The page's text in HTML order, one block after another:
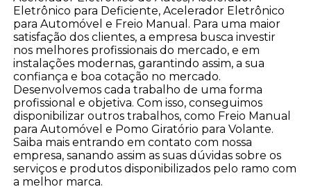
Eletrônico para Deficiente, Acelerador Eletrônico
para Automóvel e Freio Manual. Para uma maior
satisfação dos clientes, a empresa busca investir
nos melhores profissionais do mercado, e em
instalações modernas, garantindo assim, a sua
confiança e boa cotação no mercado.
Desenvolvemos cada trabalho de uma forma
profissional e objetiva. Com isso, conseguimos
disponibilizar outros trabalhos, como Freio Manual
para Automóvel e Pomo Giratório para Volante.
Saiba mais entrando em contato com nossa
empresa, sanando assim as suas dúvidas sobre os
serviços e produtos disponibilizados pelo ramo com
a melhor marca.